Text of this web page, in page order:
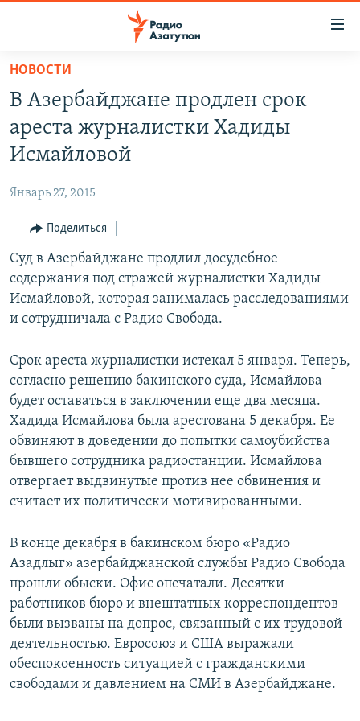
Перейти
основному
содержанию
Перейти
основной
навигации
Перейти
поиску
НОВОСТИ
ПОЛИТИКА
ЭКОНОМИКА
РЕГИОН
НАГОРНЫЙ КАРАБАХ
КУЛЬТУРА
СПОРТ
Հայերեն
English
Русский
Все сайты Радио Азатутюн
НОВОСТИ
В Азербайджане продлен срок
ареста журналистки Хадиды
Исмайловой
Январь 27, 2015
Поделиться
Суд в Азербайджане продлил досудебное
содержания под стражей журналистки Хадиды
Исмайловой, которая занималась расследованиями
и сотрудничала с Радио Свобода.
Срок ареста журналистки истекал 5 января. Теперь,
согласно решению бакинского суда, Исмайлова
будет оставаться в заключении еще два месяца.
Хадида Исмайлова была арестована 5 декабря. Ее
обвиняют в доведении до попытки самоубийства
бывшего сотрудника радиостанции. Исмайлова
отвергает выдвинутые против нее обвинения и
считает их политически мотивированными.
В конце декабря в бакинском бюро «Радио
Азадлыг» азербайджанской службы Радио Свобода
прошли обыски. Офис опечатали. Десятки
работников бюро и внештатных корреспондентов
были вызваны на допрос, связанный с их трудовой
деятельностью. Евросоюз и США выражали
обеспокоенность ситуацией с гражданскими
свободами и давлением на СМИ в Азербайджане.